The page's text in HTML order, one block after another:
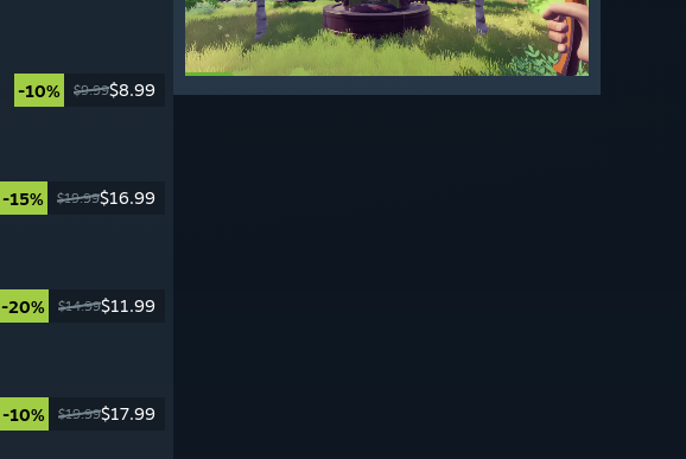
-10% $9.99$8.99
-15% $19.99$16.99
-20% $14.99$11.99
-10% $19.99$17.99